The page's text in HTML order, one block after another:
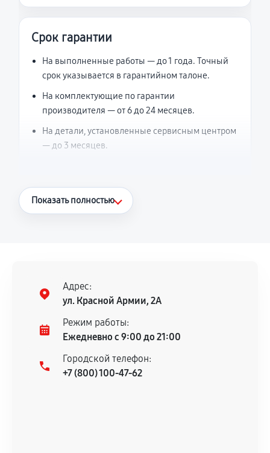
Срок гарантии
На выполненные работы — до 1 года. Точный
срок указывается в гарантийном талоне.
На комплектующие по гарантии
производителя — от 6 до 24 месяцев.
На детали, установленные сервисным центром
— до 3 месяцев.
Что считается гарантийным случаем
нормальной эксплуатации в течение
гарантийного срока.
Несоответствие комплектующей заявленным
техническим характеристикам.
Документы для подтверждения
Показать полностью
Адрес:
ул. Красной Армии, 2А
Режим работы:
Ежедневно с 9:00 до 21:00
Городской телефон:
+7 (800) 100-47-62